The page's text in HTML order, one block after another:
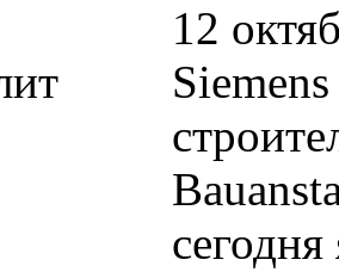
12